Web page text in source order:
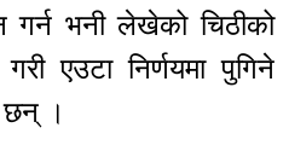
गर्न भनी लेखेको चिठीको
एउटा निर्णयमा पुगिने
छन् ।